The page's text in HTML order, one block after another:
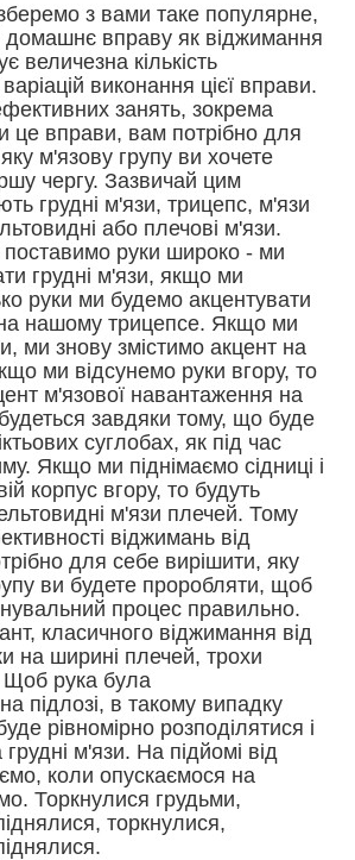
з вами таке популярне,
домашнє вправу як віджимання
величезна кількість
виконання цієї вправи.
занять, зокрема
це вправи, вам потрібно для
м'язову групу ви хочете
чергу. Зазвичай цим
грудні м'язи, трицепс, м'язи
або плечові м'язи.
руки широко - ми
грудні м'язи, якщо ми
руки ми будемо акцентувати
нашому трицепсе. Якщо ми
ми знову змістимо акцент на
ми відсунемо руки вгору, то
м'язової навантаження на
завдяки тому, що буде
суглобах, як під час
Якщо ми піднімаємо сідниці і
корпус вгору, то будуть
м'язи плечей. Тому
віджимань від
для себе вирішити, яку
ви будете проробляти, щоб
процес правильно.
класичного віджимання від
на ширині плечей, трохи
рука була
підлозі, в такому випадку
рівномірно розподілятися і
м'язи. На підйомі від
коли опускаємося на
Торкнулися грудьми,
торкнулися,